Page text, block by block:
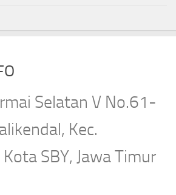
Selatan V No.61-
Kec.
SBY, Jawa Timur